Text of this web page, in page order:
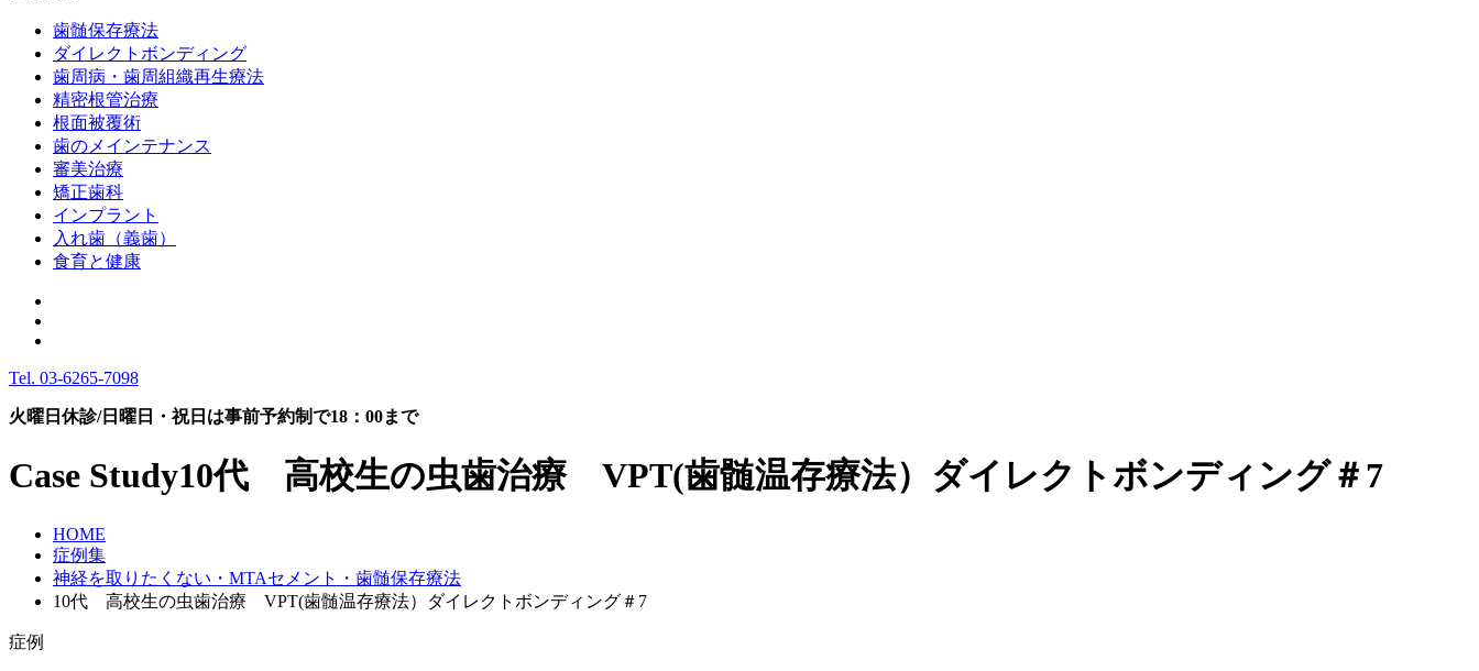
歯髄保存療法
ダイレクトボンディング
歯周病・歯周組織再生療法
精密根管治療
根面被覆術
歯のメインテナンス
審美治療
矯正歯科
インプラント
入れ歯（義歯）
食育と健康
Tel. 03-6265-7098
火曜日休診/日曜日・祝日は事前予約制で18：00まで
Case Study10代 高校生の虫歯治療 VPT(歯髄温存療法）ダイレクトボンディング＃7
HOME
症例集
神経を取りたくない・MTAセメント・歯髄保存療法
10代 高校生の虫歯治療 VPT(歯髄温存療法）ダイレクトボンディング＃7
症例